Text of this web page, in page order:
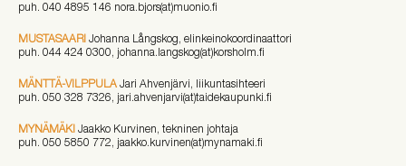
puh. 040 4895 146 nora.bjors(at)muonio.fi
MUSTASAARI Johanna Långskog, elinkeinokoordinaattori
puh. 044 424 0300, johanna.langskog(at)korsholm.fi
MÄNTTÄ-VILPPULA Jari Ahvenjärvi, liikuntasihteeri
puh. 050 328 7326, jari.ahvenjarvi(at)taidekaupunki.fi
MYNÄMÄKI Jaakko Kurvinen, tekninen johtaja
puh. 050 5850 772, jaakko.kurvinen(at)mynamaki.fi